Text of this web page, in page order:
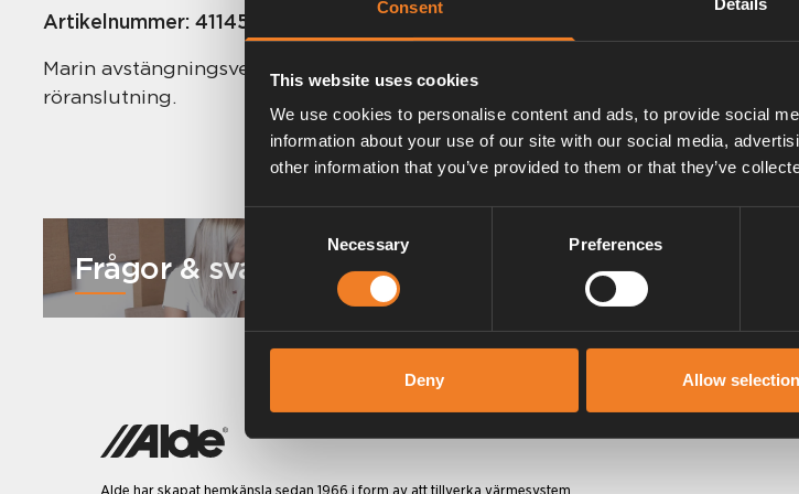
Consent Details
This website uses cookies
We use cookies to personalise content and ads, to provide social
information about your use of our site with our social media,
other information that you’ve provided to them or that they’ve
Consent
Necessary Preferences
Deny Allow selection
Artikelnummer: 4114500
Marin avstängningsventil (kulventilsmodell) i mässing med Ø 8 mm
röranslutning.
Frågor & svar Manualer &
Alde har skapat hemkänsla sedan 1966 i form av att tillverka värmesystem